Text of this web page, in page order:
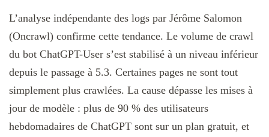
L’analyse indépendante des logs par Jérôme Salomon
(Oncrawl) confirme cette tendance. Le volume de crawl
du bot ChatGPT-User s’est stabilisé à un niveau inférieur
depuis le passage à 5.3. Certaines pages ne sont tout
simplement plus crawlées. La cause dépasse les mises à
jour de modèle : plus de 90 % des utilisateurs
hebdomadaires de ChatGPT sont sur un plan gratuit, et